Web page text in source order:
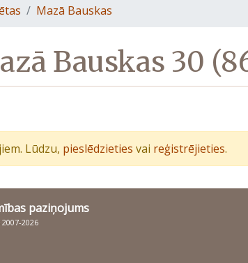
Mazā Bauskas
Bauskas 30
Lūdzu, pieslēdzieties vai reģistrējieties.
paziņojums
2026